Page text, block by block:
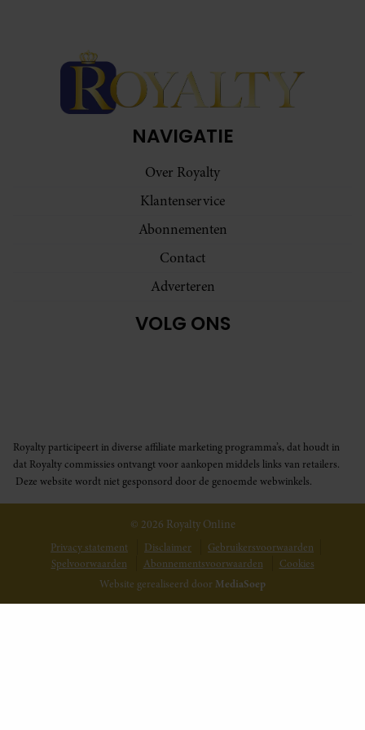
NAVIGATIE
Over Royalty
Klantenservice
Abonnementen
Contact
Adverteren
VOLG ONS
Royalty participeert in diverse affiliate marketing programma’s, dat houdt in
dat Royalty commissies ontvangt voor aankopen middels links van retailers.
Deze website wordt niet gesponsord door de genoemde webwinkels.
© 2026 Royalty Online
Privacy statement Disclaimer
Gebruikersvoorwaarden
Spelvoorwaarden
Abonnementsvoorwaarden
Cookies
Website gerealiseerd door MediaSoep